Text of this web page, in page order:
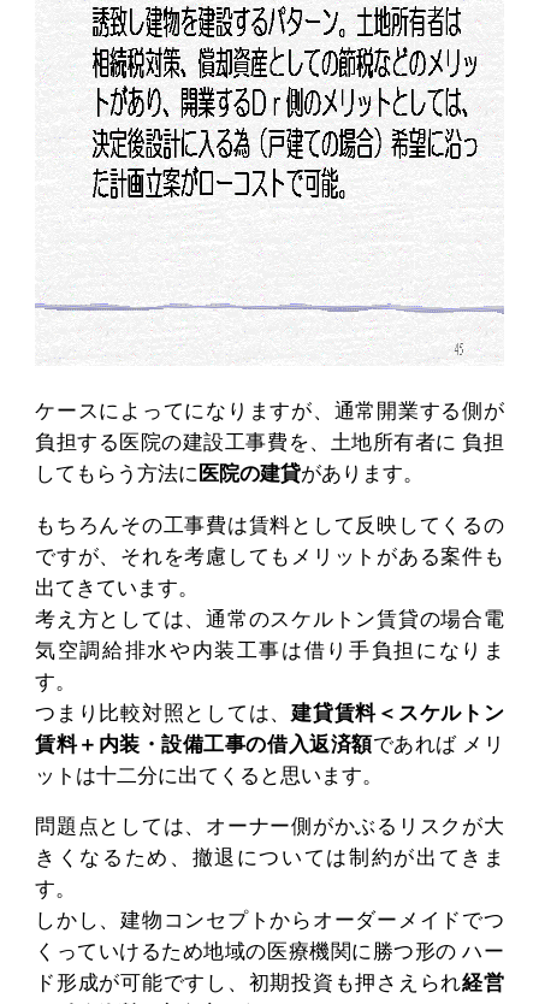
ケースによってになりますが、通常開業する側が
負担する医院の建設工事費を、土地所有者に 負担
してもらう方法に 医院の建貸があります。
もちろんその工事費は賃料として反映してくるの
ですが、それを考慮してもメリットがある案件も
出てきています。
考え方としては、通常のスケルトン賃貸の場合電
気空調給排水や内装工事は借り手負担になりま
す。
つまり比較対照としては、建貸賃料＜スケルトン
賃料＋内装・設備工事の借入返済額であれば メリ
ットは十二分に出てくると思います。
問題点としては、オーナー側がかぶるリスクが大
きくなるため、撤退については制約が出てきま
す。
しかし、建物コンセプトからオーダーメイドでつ
くっていけるため地域の医療機関に勝つ形の ハー
ド形成が可能ですし、初期投資も押さえられ経営